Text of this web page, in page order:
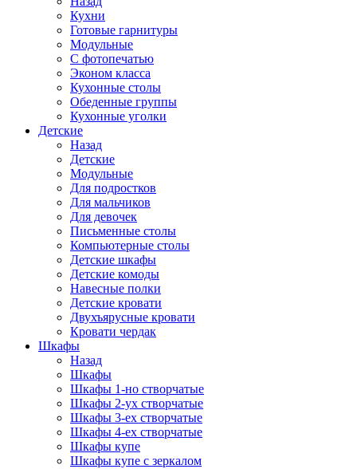
Кухни
Готовые гарнитуры
Модульные
С фотопечатью
Эконом класса
Кухонные столы
Обеденные группы
Кухонные уголки
Детские
Назад
Детские
Модульные
Для подростков
Для мальчиков
Для девочек
Письменные столы
Компьютерные столы
Детские шкафы
Детские комоды
Навесные полки
Детские кровати
Двухъярусные кровати
Кровати чердак
Шкафы
Назад
Шкафы
Шкафы 1-но створчатые
Шкафы 2-ух створчатые
Шкафы 3-ех створчатые
Шкафы 4-ех створчатые
Шкафы купе
Шкафы купе с зеркалом